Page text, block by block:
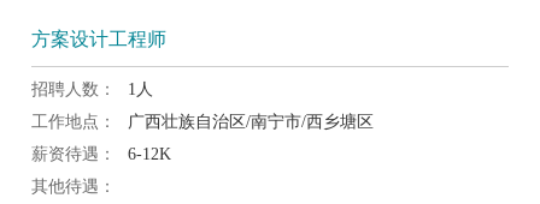
方案设计工程师
招聘人数：
1人
工作地点：
广西壮族自治区/南宁市/西乡塘区
薪资待遇：
6-12K
其他待遇：